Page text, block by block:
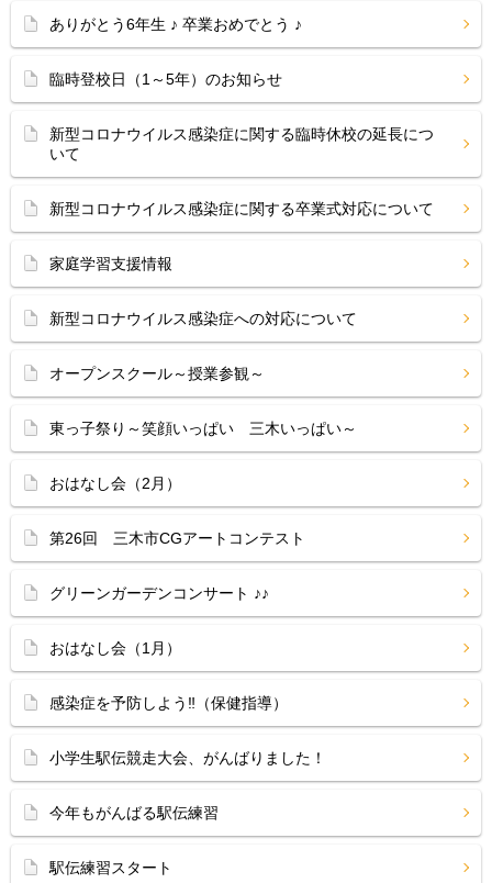
ありがとう6年生 ♪ 卒業おめでとう ♪
臨時登校日（1～5年）のお知らせ
新型コロナウイルス感染症に関する臨時休校の延長につ
いて
新型コロナウイルス感染症に関する卒業式対応について
家庭学習支援情報
新型コロナウイルス感染症への対応について
オープンスクール～授業参観～
東っ子祭り～笑顔いっぱい 三木いっぱい～
おはなし会（2月）
第26回 三木市CGアートコンテスト
グリーンガーデンコンサート ♪♪
おはなし会（1月）
感染症を予防しよう‼（保健指導）
小学生駅伝競走大会、がんばりました！
今年もがんばる駅伝練習
駅伝練習スタート